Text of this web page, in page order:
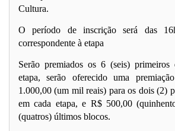
Cultura.
O período de inscrição será das
correspondente à etapa
Serão premiados os 6 (seis) primeiros
etapa, serão oferecido uma
1.000,00 (um mil reais) para os dois (2)
em cada etapa, e R$ 500,00
(quatros) últimos blocos.